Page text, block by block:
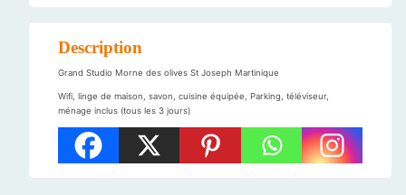
Description
Grand Studio Morne des olives St Joseph Martinique
Wifi, linge de maison, savon, cuisine équipée, Parking, téléviseur,
ménage inclus (tous les 3 jours)